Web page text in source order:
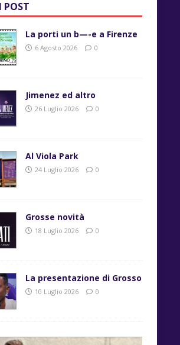
POST
La porti un b—-e a Firenze
6 Agosto 2026 0
Jimenez ed altro
26 Luglio 2026 0
Al Viola Park
24 Luglio 2026 0
Grosse novità
18 Luglio 2026 0
La presentazione di Grosso
10 Luglio 2026 0